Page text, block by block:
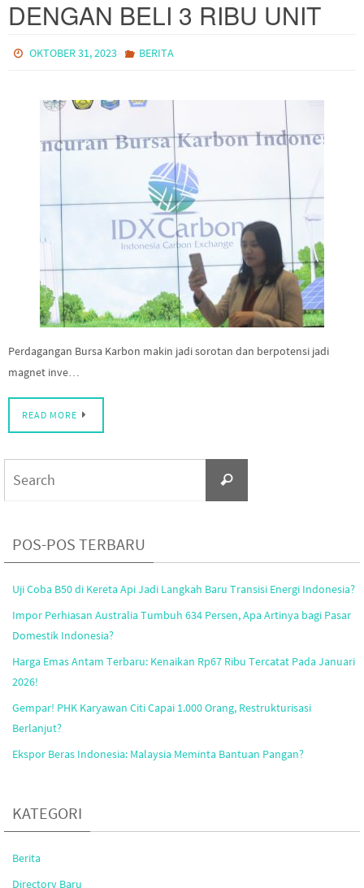
DENGAN BELI 3 RIBU UNIT
OKTOBER 31, 2023 BERITA
Perdagangan Bursa Karbon makin jadi sorotan dan berpotensi jadi
magnet inve…
READ MORE
Search
POS-POS TERBARU
Uji Coba B50 di Kereta Api Jadi Langkah Baru Transisi Energi Indonesia?
Impor Perhiasan Australia Tumbuh 634 Persen, Apa Artinya bagi Pasar
Domestik Indonesia?
Harga Emas Antam Terbaru: Kenaikan Rp67 Ribu Tercatat Pada Januari
2026!
Gempar! PHK Karyawan Citi Capai 1.000 Orang, Restrukturisasi
Berlanjut?
Ekspor Beras Indonesia: Malaysia Meminta Bantuan Pangan?
KATEGORI
Berita
Directory Baru